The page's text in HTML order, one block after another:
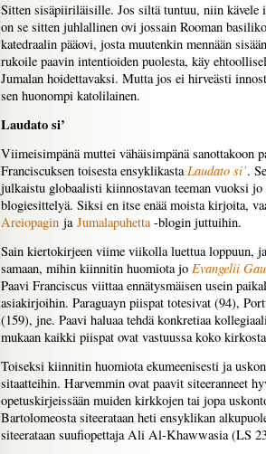
Sitten sisäpiiriläisille. Jos siltä tuntuu, niin kävele
on se sitten juhlallinen ovi jossain Rooman
katedraalin pääovi, josta muutenkin mennään
rukoile paavin intentioiden puolesta, käy
Jumalan hoidettavaksi. Mutta jos ei hirveästi
sen huonompi katolilainen.
Laudato si’
Viimeisimpänä muttei vähäisimpänä sanottakoon
Franciscuksen toisesta ensyklikastaLaudato si’.
julkaistu globaalisti kiinnostavan teeman vuoksi
blogiesittelyä. Siksi en itse enää moista kirjoita,
Areiopagin ja Jumalapuhetta-blogin juttuihin.
Sain kiertokirjeen viime viikolla luettua loppuun,
samaan, mihin kiinnitin huomiota jo Evangelii
Paavi Franciscus viittaa ennätysmäisen usein
asiakirjoihin. Paraguayn piispat totesivat (94),
(159), jne. Paavi haluaa tehdä konkretiaa
mukaan kaikki piispat ovat vastuussa koko
Toiseksi kiinnitin huomiota ekumeenisesti ja
sitaatteihin. Harvemmin ovat paavit siteeranneet
opetuskirjeissään muiden kirkkojen tai jopa
Bartolomeosta siteerataan heti ensyklikan
siteerataan suufiopettaja Ali Al-Khawwasia (LS